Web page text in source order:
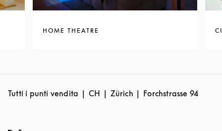
HOME THEATRE
Tutti i punti vendita CH Zürich Forchstrasse 94